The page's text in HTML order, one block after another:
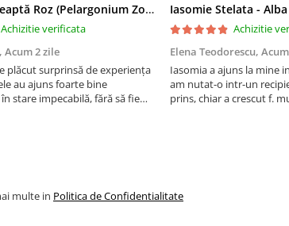
Mușcată Dreaptă Roz (Pelargonium Zonale)
Achizitie verificata
Acum 2 zile
plăcut surprinsă de experiența
au ajuns foarte bine
stare impecabilă, fără să fie
Iasomie Stelata -
Achizitie
Elena Teodorescu,
Iasomia a ajuns la mine
am nutat-o intr-un
prins, chiar a crescut f.
multe in Politica de Confidentialitate